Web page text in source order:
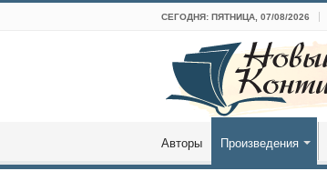
СЕГОДНЯ: ПЯТНИЦА, 07/08/2026
Авторы Произведения